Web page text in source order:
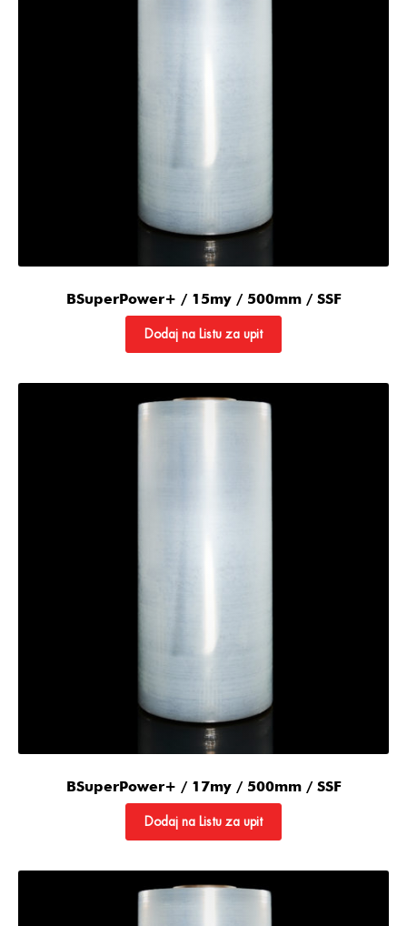
BSuperPower+ / 15my / 500mm / SSF
Dodaj na Listu za upit
BSuperPower+ / 17my / 500mm / SSF
Dodaj na Listu za upit